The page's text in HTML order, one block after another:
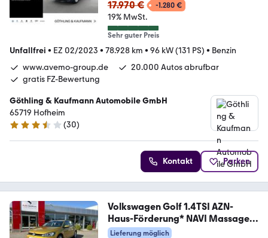
17.970 € -1.280 €
19% MwSt.
Sehr guter Preis
Unfallfrei • EZ 02/2023 • 78.928 km • 96 kW (131 PS) • Benzin
www.avemo-group.de
20.000 Autos abrufbar
gratis FZ-Bewertung
Göthling & Kaufmann Automobile GmbH
65719 Hofheim
3.5 Sterne
(30)
Kontakt Parken
Volkswagen Golf 1.4TSI AZN-
Haus-Förderung* NAVI Massage
ACC
Lieferung möglich